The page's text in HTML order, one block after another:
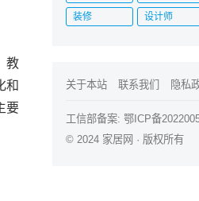
教
和
要
装修 设计师
关于本站 联系我们 隐私
工信部备案: 鄂ICP备
© 2024 家居网 · 版权所有